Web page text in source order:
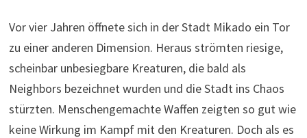
Vor vier Jahren öffnete sich in der Stadt Mikado ein Tor
zu einer anderen Dimension. Heraus strömten riesige,
scheinbar unbesiegbare Kreaturen, die bald als
Neighbors bezeichnet wurden und die Stadt ins Chaos
stürzten. Menschengemachte Waffen zeigten so gut wie
keine Wirkung im Kampf mit den Kreaturen. Doch als es